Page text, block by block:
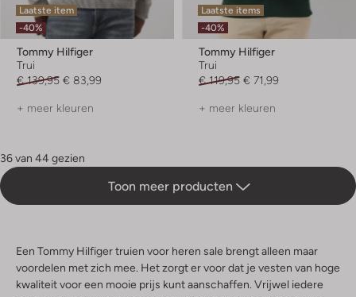
Laatste item
-40%
Tommy Hilfiger
Trui
€ 139,95 € 83,99
+ meer kleuren
Laatste items
-40%
Tommy Hilfiger
Trui
€ 119,95 € 71,99
+ meer kleuren
36 van 44 gezien
Toon meer producten
Een Tommy Hilfiger truien voor heren sale brengt alleen maar
voordelen met zich mee. Het zorgt er voor dat je vesten van hoge
kwaliteit voor een mooie prijs kunt aanschaffen. Vrijwel iedere